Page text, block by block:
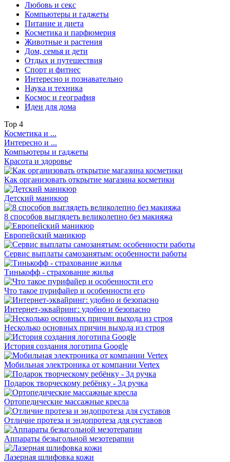
Любовь и секс
Компьютеры и гаджеты
Питание и диета
Косметика и парфюмерия
Животные и растения
Дом, семья и дети
Отдых и путешествия
Спорт и фитнес
Интересно и познавательно
Наука и техника
Космос и география
Идеи для дома
Top 4
Косметика и ...
Интересно и ...
Компьютеры и гаджеты
Красота и здоровье
Как организовать открытие магазина косметики
Детский маникюр
8 способов выглядеть великолепно без макияжа
Европейский маникюр
Сервис выплаты самозанятым: особенности работы
Тинькофф - страхование жилья
Что такое пурифайер и особенности его
Интернет-эквайринг: удобно и безопасно
Несколько основных причин выхода из строя
История создания логотипа Google
Мобильная электроника от компании Vertex
Подарок творческому ребёнку - 3д ручка
Ортопедические массажные кресла
Отличие протеза и эндопротеза для суставов
Аппараты безыгольной мезотерапии
Лазерная шлифовка кожи